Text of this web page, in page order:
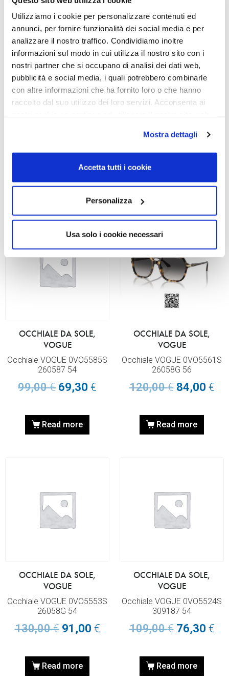
Utilizziamo i cookie per personalizzare contenuti ed
annunci, per fornire funzionalità dei social media e per
analizzare il nostro traffico. Condividiamo inoltre
informazioni sul modo in cui utilizza il nostro sito con i
nostri partner che si occupano di analisi dei dati web,
pubblicità e social media, i quali potrebbero combinarle
con altre informazioni che ha fornito loro o che hanno
raccolto dal suo utilizzo dei loro servizi. Acconsenta ai
Mostra dettagli
Accetta tutti i cookie
Personalizza
Usa solo i cookie necessari
OCCHIALE DA VISTA,
VOGUE
Occhiale VOGUE 0VO5604
Read more
OCCHIALE DA SOLE,
VOGUE
Occhiale VOGUE 0VO5586S
26058G 53
Read more
OCCHIALE DA SOLE,
VOGUE
Occhiale VOGUE 0VO5585S
260587 54
99,00€ 69,30 €
Read more
OCCHIALE DA SOLE,
VOGUE
Occhiale VOGUE 0VO5561S
26058G 56
120,00€ 84,00 €
Read more
OCCHIALE DA SOLE,
VOGUE
Occhiale VOGUE 0VO5553S
26058G 54
130,00€ 91,00 €
Read more
OCCHIALE DA SOLE,
VOGUE
Occhiale VOGUE 0VO5524S
309187 54
109,00€ 76,30 €
Read more